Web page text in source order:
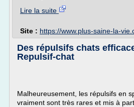
Lire la suite
Site : https://www.plus-saine-la-
Des répulsifs chats
Repulsif-chat
Malheureusement, les répulsifs en
vraiment sont très rares et mis à